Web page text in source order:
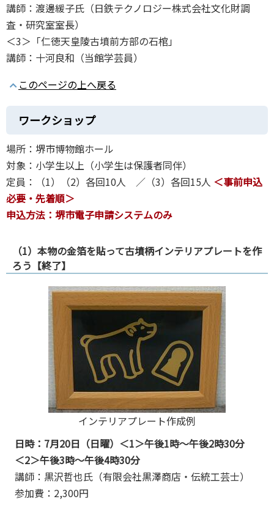
講師：渡邊緩子氏（日鉄テクノロジー株式会社文化財調
査・研究室室長）
＜3＞「仁徳天皇陵古墳前方部の石棺」
講師：十河良和（当館学芸員）
このページの上へ戻る
ワークショップ
場所：堺市博物館ホール
対象：小学生以上（小学生は保護者同伴）
定員：（1）（2）各回10人 ／（3）各回15人 ＜事前申込
必要・先着順＞
申込方法：堺市電子申請システムのみ
（1）本物の金箔を貼って古墳柄インテリアプレートを作
ろう【終了】
インテリアプレート作成例
日時：7月20日（日曜）＜1＞午後1時～午後2時30分
＜2＞午後3時～午後4時30分
講師：黒沢哲也氏（有限会社黒澤商店・伝統工芸士）
参加費：2,300円